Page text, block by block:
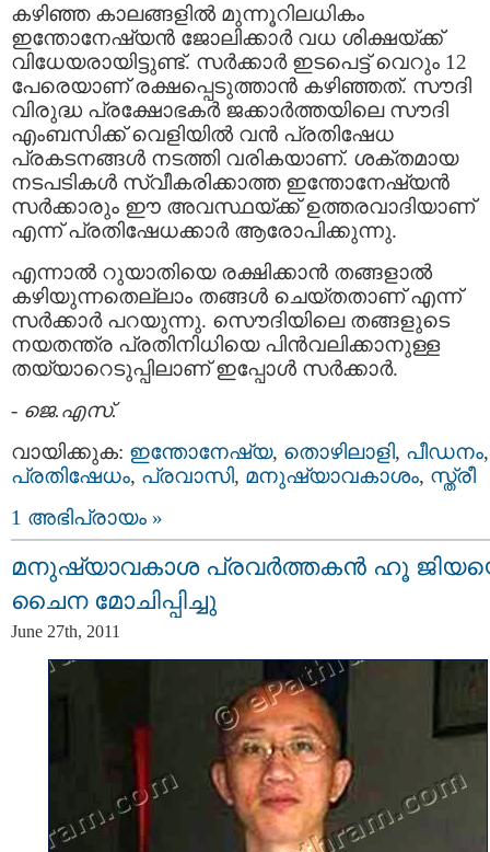
കഴിഞ്ഞ കാലങ്ങളില്‍ മുന്നൂറിലധികം
ഇന്തോനേഷ്യന്‍ ജോലിക്കാര്‍ വധ ശിക്ഷയ്ക്ക്
വിധേയരായിട്ടുണ്ട്. സര്‍ക്കാര്‍ ഇടപെട്ട് വെറും 12
പേരെയാണ് രക്ഷപ്പെടുത്താന്‍ കഴിഞ്ഞത്. സൗദി
വിരുദ്ധ പ്രക്ഷോഭകര്‍ ജക്കാര്‍ത്തയിലെ സൗദി
എംബസിക്ക്‌ വെളിയില്‍ വന്‍ പ്രതിഷേധ
പ്രകടനങ്ങള്‍ നടത്തി വരികയാണ്. ശക്തമായ
നടപടികള്‍ സ്വീകരിക്കാത്ത ഇന്തോനേഷ്യന്‍
സര്‍ക്കാരും ഈ അവസ്ഥയ്ക്ക് ഉത്തരവാദിയാണ്
എന്ന് പ്രതിഷേധക്കാര്‍ ആരോപിക്കുന്നു.
എന്നാല്‍ റുയാതിയെ രക്ഷിക്കാന്‍ തങ്ങളാല്‍
കഴിയുന്നതെല്ലാം തങ്ങള്‍ ചെയ്തതാണ് എന്ന്
സര്‍ക്കാര്‍ പറയുന്നു. സൌദിയിലെ തങ്ങളുടെ
നയതന്ത്ര പ്രതിനിധിയെ പിന്‍വലിക്കാനുള്ള
തയ്യാറെടുപ്പിലാണ് ഇപ്പോള്‍ സര്‍ക്കാര്‍.
- ജെ.എസ്.
വായിക്കുക: ഇന്തോനേഷ്യ, തൊഴിലാളി, പീഡനം,
പ്രതിഷേധം, പ്രവാസി, മനുഷ്യാവകാശം, സ്ത്രീ
1 അഭിപ്രായം »
മനുഷ്യാവകാശ പ്രവര്‍ത്തകന്‍ ഹൂ
ചൈന മോചിപ്പിച്ചു
June 27th, 2011